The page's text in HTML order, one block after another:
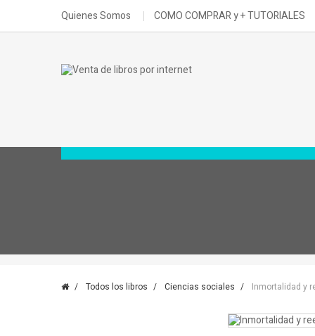
Quienes Somos COMO COMPRAR y + TUTORIALES
Todos los libros Ciencias sociales Inmortalidad y